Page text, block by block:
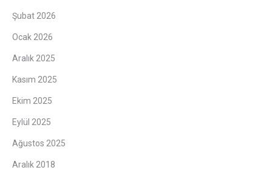
Şubat 2026
Ocak 2026
Aralık 2025
Kasım 2025
Ekim 2025
Eylül 2025
Ağustos 2025
Aralık 2018